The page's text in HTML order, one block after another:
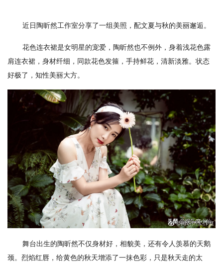
近日陶昕然工作室分享了一组美照，配文夏与秋的美丽邂逅。
花色连衣裙是女明星的宠爱，陶昕然也不例外，身着浅花色露
肩连衣裙，身材纤细，同款花色发箍，手持鲜花，清新淡雅。状态
好极了，知性美丽大方。
舞台出生的陶昕然不仅身材好，相貌美，还有令人羡慕的天鹅
颈。烈焰红唇，给黄色的秋天增添了一抹色彩，只是秋天走的太